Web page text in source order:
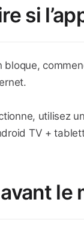
si
bloque,
utilisez
TV +
le